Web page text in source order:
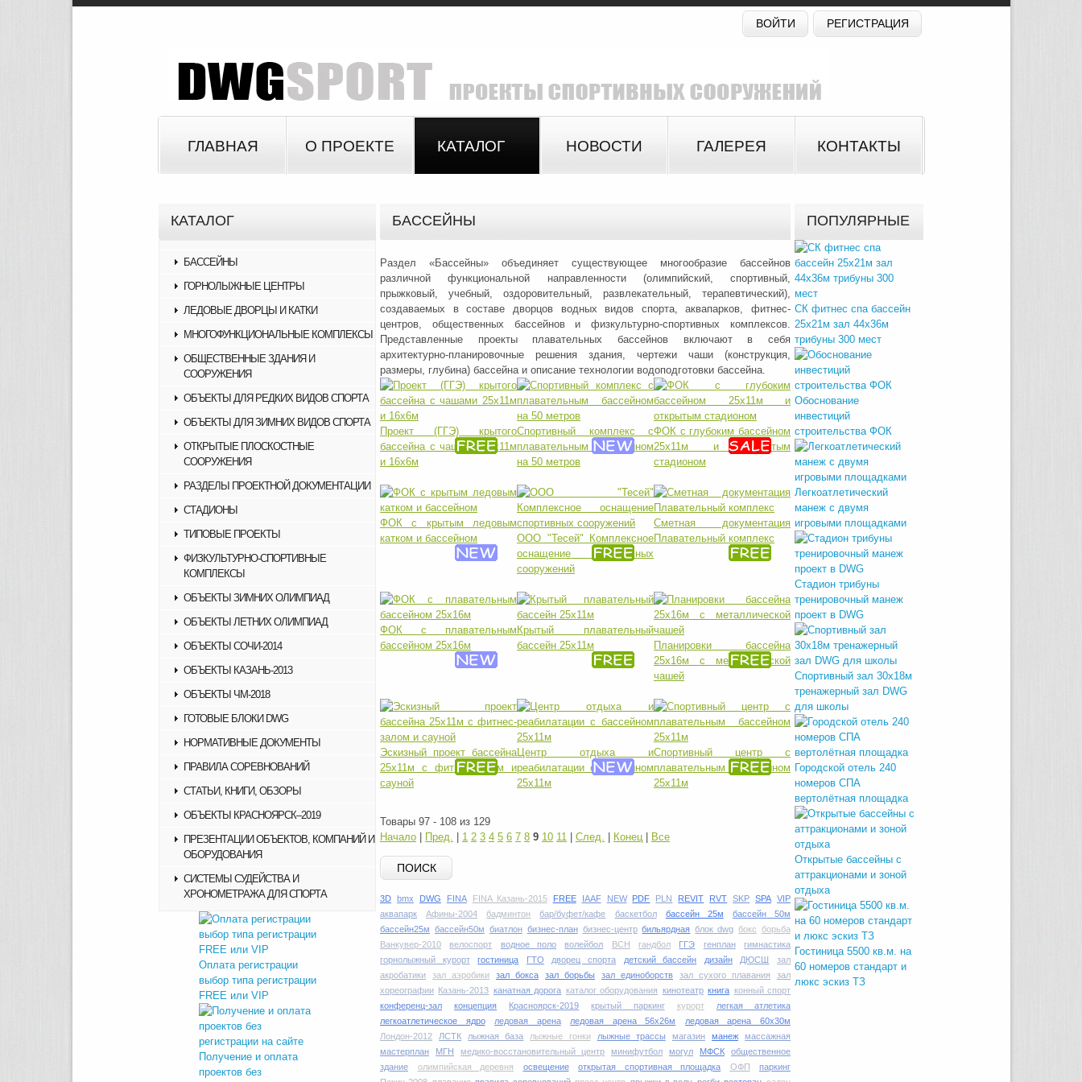
ВОЙТИ РЕГИСТРАЦИЯ
ГЛАВНАЯ О ПРОЕКТЕ КАТАЛОГ НОВОСТИ ГАЛЕРЕЯ КОНТАКТЫ
КАТАЛОГ
БАССЕЙНЫ
ГОРНОЛЫЖНЫЕ ЦЕНТРЫ
ЛЕДОВЫЕ ДВОРЦЫ И КАТКИ
МНОГОФУНКЦИОНАЛЬНЫЕ КОМПЛЕКСЫ
ОБЩЕСТВЕННЫЕ ЗДАНИЯ И
СООРУЖЕНИЯ
ОБЪЕКТЫ ДЛЯ РЕДКИХ ВИДОВ СПОРТА
ОБЪЕКТЫ ДЛЯ ЗИМНИХ ВИДОВ СПОРТА
ОТКРЫТЫЕ ПЛОСКОСТНЫЕ
СООРУЖЕНИЯ
РАЗДЕЛЫ ПРОЕКТНОЙ ДОКУМЕНТАЦИИ
СТАДИОНЫ
ТИПОВЫЕ ПРОЕКТЫ
ФИЗКУЛЬТУРНО-СПОРТИВНЫЕ
КОМПЛЕКСЫ
ОБЪЕКТЫ ЗИМНИХ ОЛИМПИАД
ОБЪЕКТЫ ЛЕТНИХ ОЛИМПИАД
ОБЪЕКТЫ СОЧИ-2014
ОБЪЕКТЫ КАЗАНЬ-2013
ОБЪЕКТЫ ЧМ-2018
ГОТОВЫЕ БЛОКИ DWG
НОРМАТИВНЫЕ ДОКУМЕНТЫ
ПРАВИЛА СОРЕВНОВАНИЙ
СТАТЬИ, КНИГИ, ОБЗОРЫ
ОБЪЕКТЫ КРАСНОЯРСК–2019
ПРЕЗЕНТАЦИИ ОБЪЕКТОВ, КОМПАНИЙ И
ОБОРУДОВАНИЯ
СИСТЕМЫ СУДЕЙСТВА И
ХРОНОМЕТРАЖА ДЛЯ СПОРТА
Оплата регистрации
выбор типа регистрации
FREE или VIP
Получение и оплата
проектов без
БАССЕЙНЫ
Раздел «Бассейны» объединяет существующее многообразие бассейнов
различной функциональной направленности (олимпийский, спортивный,
прыжковый, учебный, оздоровительный, развлекательный, терапевтический),
создаваемых в составе дворцов водных видов спорта, аквапарков, фитнес-
центров, общественных бассейнов и физкультурно-спортивных комплексов.
Представленные проекты плавательных бассейнов включают в себя
архитектурно-планировочные решения здания, чертежи чаши (конструкция,
размеры, глубина) бассейна и описание технологии водоподготовки бассейна.
Проект (ГГЭ) крытого
бассейна с чашами 25х11м
и 16х6м
Спортивный комплекс с
плавательным бассейном
на 50 метров
ФОК с глубоким бассейном
25х11м и открытым
стадионом
ФОК с крытым ледовым
катком и бассейном
ООО "Тесей" Комплексное
оснащение спортивных
сооружений
Сметная документация
Плавательный комплекс
ФОК с плавательным
бассейном 25х16м
Крытый плавательный
бассейн 25х11м
Планировки бассейна
25х16м с металлической
чашей
Эскизный проект бассейна
25х11м с фитнес-залом и
сауной
Центр отдыха и
реабилатации с бассейном
25х11м
Спортивный центр с
плавательным бассейном
25х11м
Товары 97 - 108 из 129
Начало
Пред. 1 2 3 4 5 6 7 8 9 10 11 След. Конец Все
ПОИСК
3D bmx DWG FINA FINA Казань-2015 FREE IAAF NEW PDF PLN REVIT RVT SKP SPA VIP
аквапарк
Афины-2004 бадминтон бар/буфет/кафе баскетбол бассейн 25м
бассейн 50м
бассейн25м бассейн50м биатлон бизнес-план бизнес-центр бильярдная блок dwg бокс
борьба
Ванкувер-2010
велоспорт водное поло волейбол ВСН гандбол ГГЭ генплан
гимнастика
горнолыжный курорт
гостиница ГТО дворец спорта детский бассейн дизайн ДЮСШ
зал
акробатики
зал аэробики зал бокса зал борьбы зал единоборств зал сухого плавания
зал
хореографии Казань-2013 канатная дорога каталог оборудования кинотеатр книга конный спорт
конференц-зал
концепция Красноярск-2019 крытый паркинг курорт
легкая атлетика
легкоатлетическое ядро
ледовая арена ледовая арена 56х26м
ледовая арена 60х30м
Лондон-2012
ЛСТК лыжная база лыжные гонки лыжные трассы магазин манеж
массажная
мастерплан
МГН медико-восстановительный центр минифутбол могул МФСК
общественное
здание
олимпийская деревня освещение открытая спортивная площадка ОФП
паркинг
ПОПУЛЯРНЫЕ
СК фитнес спа бассейн
25х21м зал 44х36м
трибуны 300 мест
Обоснование
инвестиций
строительства ФОК
Легкоатлетический
манеж с двумя
игровыми площадками
Стадион трибуны
тренировочный манеж
проект в DWG
Спортивный зал 30х18м
тренажерный зал DWG
для школы
Городской отель 240
номеров СПА
вертолётная площадка
Открытые бассейны с
аттракционами и зоной
отдыха
Гостиница 5500 кв.м. на
60 номеров стандарт и
люкс эскиз ТЗ